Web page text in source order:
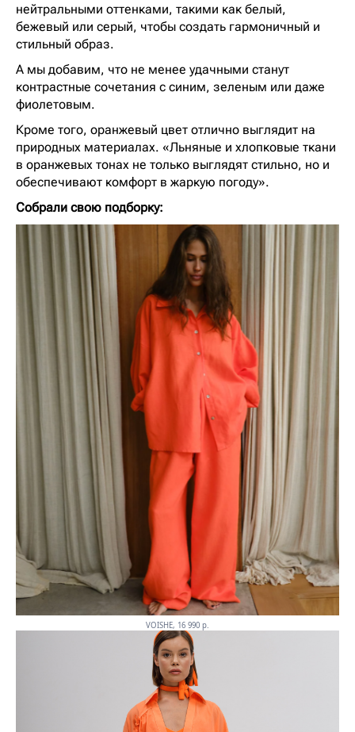
нейтральными оттенками, такими как белый,
бежевый или серый, чтобы создать гармоничный и
стильный образ.
А мы добавим, что не менее удачными станут
контрастные сочетания с синим, зеленым или даже
фиолетовым.
Кроме того, оранжевый цвет отлично выглядит на
природных материалах. «Льняные и хлопковые ткани
в оранжевых тонах не только выглядят стильно, но и
обеспечивают комфорт в жаркую погоду».
Собрали свою подборку:
VOISHE, 16 990 p.